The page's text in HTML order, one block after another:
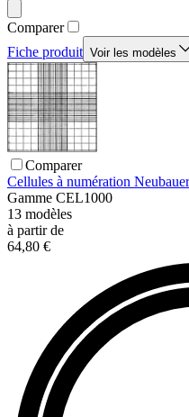
Comparer
Fiche produit Voir les modèles
Comparer
Cellules à numération Neubauer
Gamme CEL1000
13 modèles
à partir de
64,80 €